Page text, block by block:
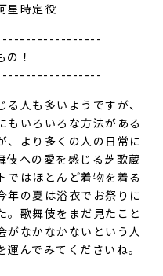
星時定役
！
人も多いようですが、
もいろいろな方法がある
、より多くの人の日常に
伎への愛を感じる芝歌蔵
ではほとんど着物を着る
年の夏は浴衣でお祭りに
。歌舞伎をまだ見たこと
がなかなかないという人
んでみてくださいね。